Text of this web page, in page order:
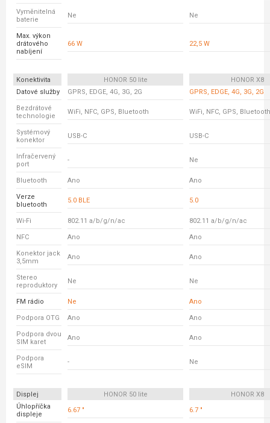
Vyměnitelná
baterie
Ne Ne
Max. výkon
drátového
nabíjení
66 W 22,5 W
Konektivita HONOR 50 lite
HONOR X8
Datové služby
GPRS, EDGE, 4G, 3G, 2G GPRS, EDGE, 4G, 3G, 2G
Bezdrátové
technologie
WiFi, NFC, GPS, Bluetooth WiFi, NFC, GPS, Bluetooth
Systémový
konektor
USB-C USB-C
Infračervený
port
- Ne
Bluetooth Ano Ano
Verze
bluetooth
5.0 BLE 5.0
Wi-Fi 802.11 a/b/g/n/ac 802.11 a/b/g/n/ac
NFC Ano Ano
Konektor jack
3,5mm
Ano Ano
Stereo
reproduktory
Ne Ne
FM rádio Ne Ano
Podpora OTG Ano Ano
Podpora dvou
SIM karet
Ano Ano
Podpora
eSIM
- Ne
Displej HONOR 50 lite
HONOR X8
Úhlopříčka
displeje
6.67 " 6.7 "